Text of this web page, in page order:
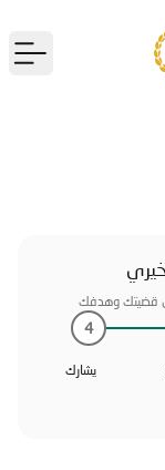
قضيتك وهدفك
4
يشارك